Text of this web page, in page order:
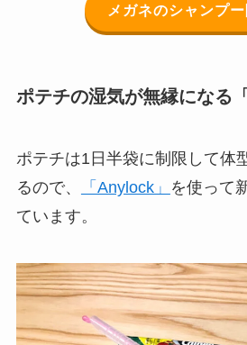
メガネのシャンプ
ポテチの湿気が無縁になる
ポテチは1日半袋に制限して体
るので、
「Anylock」 を使って
ています。